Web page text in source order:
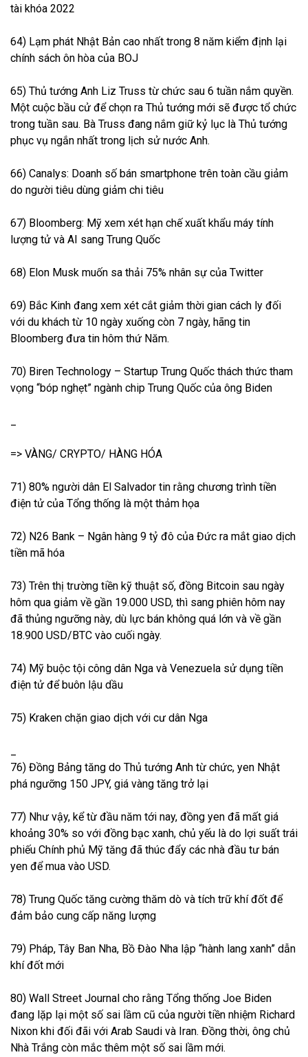
tài khóa 2022
64) Lạm phát Nhật Bản cao nhất trong 8 năm kiểm định lại
chính sách ôn hòa của BOJ
65) Thủ tướng Anh Liz Truss từ chức sau 6 tuần nắm quyền.
Một cuộc bầu cử để chọn ra Thủ tướng mới sẽ được tổ chức
trong tuần sau. Bà Truss đang nắm giữ kỷ lục là Thủ tướng
phục vụ ngắn nhất trong lịch sử nước Anh.
66) Canalys: Doanh số bán smartphone trên toàn cầu giảm
do người tiêu dùng giảm chi tiêu
67) Bloomberg: Mỹ xem xét hạn chế xuất khẩu máy tính
lượng tử và AI sang Trung Quốc
68) Elon Musk muốn sa thải 75% nhân sự của Twitter
69) Bắc Kinh đang xem xét cắt giảm thời gian cách ly đối
với du khách từ 10 ngày xuống còn 7 ngày, hãng tin
Bloomberg đưa tin hôm thứ Năm.
70) Biren Technology – Startup Trung Quốc thách thức tham
vọng “bóp nghẹt” ngành chip Trung Quốc của ông Biden
=> VÀNG/ CRYPTO/ HÀNG HÓA
71) 80% người dân El Salvador tin rằng chương trình tiền
điện tử của Tổng thống là một thảm họa
72) N26 Bank – Ngân hàng 9 tỷ đô của Đức ra mắt giao dịch
tiền mã hóa
73) Trên thị trường tiền kỹ thuật số, đồng Bitcoin sau ngày
hôm qua giảm về gần 19.000 USD, thì sang phiên hôm nay
đã thủng ngưỡng này, dù lực bán không quá lớn và về gần
18.900 USD/BTC vào cuối ngày.
74) Mỹ buộc tội công dân Nga và Venezuela sử dụng tiền
điện tử để buôn lậu dầu
75) Kraken chặn giao dịch với cư dân Nga
76) Đồng Bảng tăng do Thủ tướng Anh từ chức, yen Nhật
phá ngưỡng 150 JPY, giá vàng tăng trở lại
77) Như vậy, kể từ đầu năm tới nay, đồng yen đã mất giá
khoảng 30% so với đồng bạc xanh, chủ yếu là do lợi suất trái
phiếu Chính phủ Mỹ tăng đã thúc đẩy các nhà đầu tư bán
yen để mua vào USD.
78) Trung Quốc tăng cường thăm dò và tích trữ khí đốt để
đảm bảo cung cấp năng lượng
79) Pháp, Tây Ban Nha, Bồ Đào Nha lập “hành lang xanh” dẫn
khí đốt mới
80) Wall Street Journal cho rằng Tổng thống Joe Biden
đang lặp lại một số sai lầm cũ của người tiền nhiệm Richard
Nixon khi đối đãi với Arab Saudi và Iran. Đồng thời, ông chủ
Nhà Trắng còn mắc thêm một số sai lầm mới.